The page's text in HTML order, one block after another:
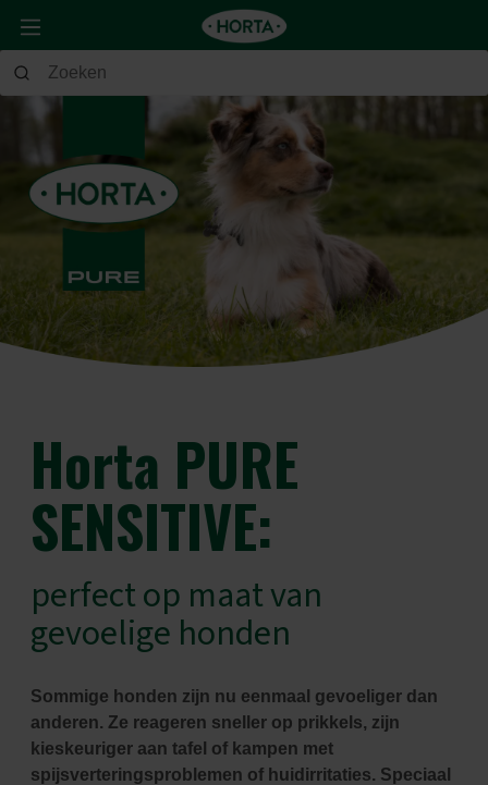
Horta PURE
SENSITIVE:
perfect op maat van
gevoelige honden
Sommige honden zijn nu eenmaal gevoeliger dan
anderen. Ze reageren sneller op prikkels, zijn
kieskeuriger aan tafel of kampen met
spijsverteringsproblemen of huidirritaties. Speciaal